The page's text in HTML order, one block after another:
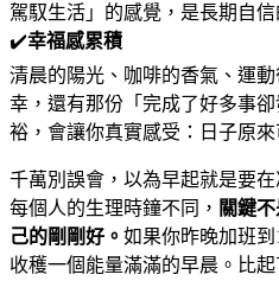
駕馭生活」的感覺，是長期自信
✔️幸福感累積
清晨的陽光、咖啡的香氣、運
幸，還有那份「完成了好多事
裕，會讓你真實感受：日子原來
千萬別誤會，以為早起就是要
每個人的生理時鐘不同， 關鍵
己的剛剛好。 如果你昨晚加班
收穫一個能量滿滿的早晨。比起